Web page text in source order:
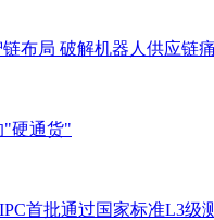
布局 破解机器人供应链
"硬通货"
首批通过国家标准L3级